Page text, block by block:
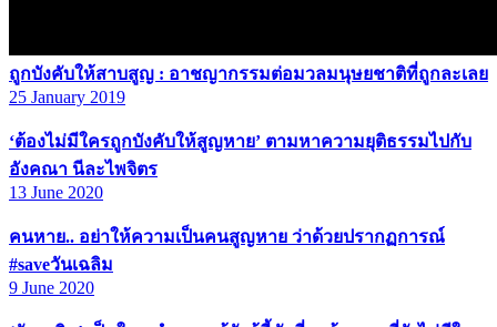
ถูกบังคับให้สาบสูญ : อาชญากรรมต่อมวลมนุษยชาติที่ถูกละเลย
25 January 2019
‘ต้องไม่มีใครถูกบังคับให้สูญหาย’ ตามหาความยุติธรรมไปกับ
อังคณา นีละไพจิตร
13 June 2020
คนหาย.. อย่าให้ความเป็นคนสูญหาย ว่าด้วยปรากฏการณ์
#saveวันเฉลิม
9 June 2020